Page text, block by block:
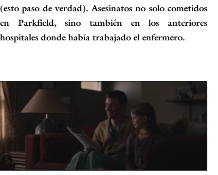
(esto paso de verdad). Asesinatos no solo cometidos
en Parkfield, sino también en los anteriores
hospitales donde había trabajado el enfermero.